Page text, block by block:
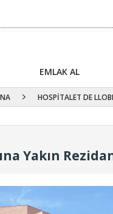
HOSPİTALET DE
Yakın
EMLAK AL